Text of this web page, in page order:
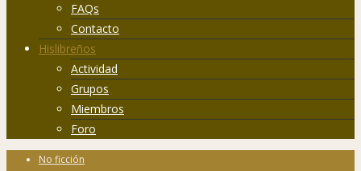
FAQs
Contacto
Hislibreños
Actividad
Grupos
Miembros
Foro
No ficción